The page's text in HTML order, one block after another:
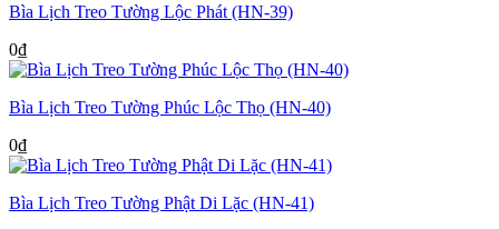
Bìa Lịch Treo Tường Lộc Phát (HN-39)
0₫
Bìa Lịch Treo Tường Phúc Lộc Thọ (HN-40)
0₫
Bìa Lịch Treo Tường Phật Di Lặc (HN-41)